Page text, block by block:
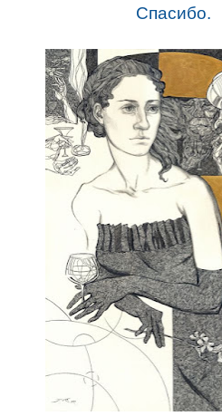
Спасибо.